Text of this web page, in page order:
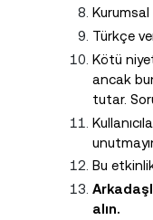
Türkçe
Kötü
ancak
tutar.
Bu
alın.